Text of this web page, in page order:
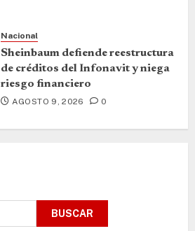
Nacional
Sheinbaum defiende reestructura
de créditos del Infonavit y niega
riesgo financiero
AGOSTO 9, 2026 0
BUSCAR